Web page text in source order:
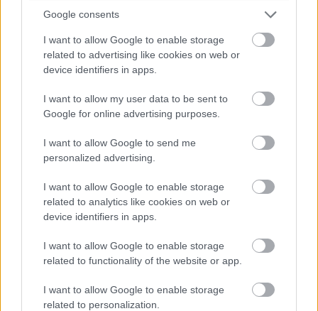
Google consents
I want to allow Google to enable storage
related to advertising like cookies on web or
device identifiers in apps.
I want to allow my user data to be sent to
Google for online advertising purposes.
I want to allow Google to send me
personalized advertising.
I want to allow Google to enable storage
related to analytics like cookies on web or
device identifiers in apps.
I want to allow Google to enable storage
related to functionality of the website or app.
I want to allow Google to enable storage
related to personalization.
a ManUtdFanatics.hu működését!
Kapcsolódó hírek
PAUL SCHOLES
A VÖRÖS ÖRDÖGÖK